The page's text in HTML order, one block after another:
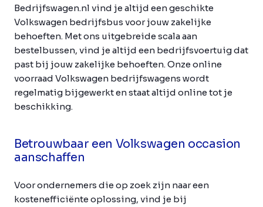
Bedrijfswagen.nl vind je altijd een geschikte
Volkswagen bedrijfsbus voor jouw zakelijke
behoeften. Met ons uitgebreide scala aan
bestelbussen, vind je altijd een bedrijfsvoertuig dat
past bij jouw zakelijke behoeften. Onze online
voorraad Volkswagen bedrijfswagens wordt
regelmatig bijgewerkt en staat altijd online tot je
beschikking.
Betrouwbaar een Volkswagen occasion
aanschaffen
Voor ondernemers die op zoek zijn naar een
kostenefficiënte oplossing, vind je bij